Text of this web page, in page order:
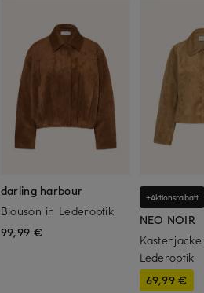
darling harbour
Blouson in Lederoptik
99,99 €
+Aktionsrabatt
NEO NOIR
Lederoptik
69,99 €